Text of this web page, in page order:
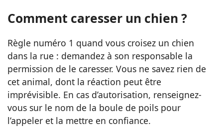
Comment caresser un chien ?
Règle numéro 1 quand vous croisez un chien
dans la rue : demandez à son responsable la
permission de le caresser. Vous ne savez rien de
cet animal, dont la réaction peut être
imprévisible. En cas d’autorisation, renseignez-
vous sur le nom de la boule de poils pour
l’appeler et la mettre en confiance.